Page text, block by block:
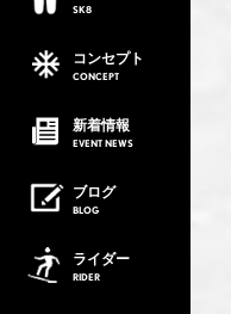
SK8
コンセプト
CONCEPT
新着情報
EVENT NEWS
ブログ
BLOG
ライダー
RIDER